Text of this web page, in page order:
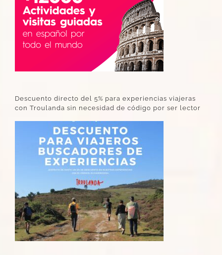
Descuento directo del 5% para experiencias viajeras
con Troulanda sin necesidad de código por ser lector